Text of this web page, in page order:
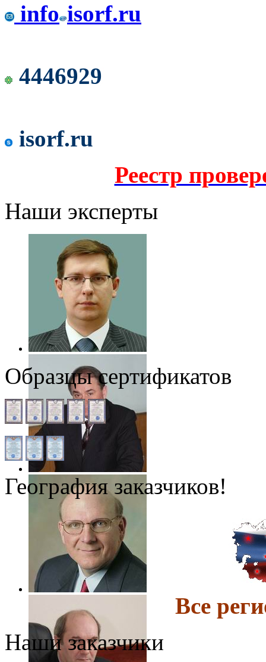
info isorf.ru
4446929
isorf.ru
Реестр
Наши эксперты
Образцы сертификатов
География заказчиков!
Все
Наши заказчики